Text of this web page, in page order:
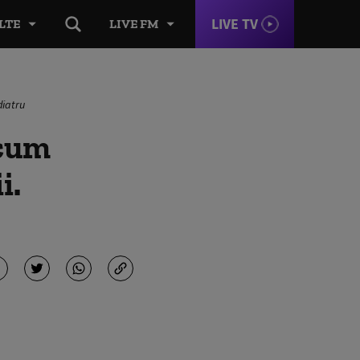
LIVE FM LIVE TV